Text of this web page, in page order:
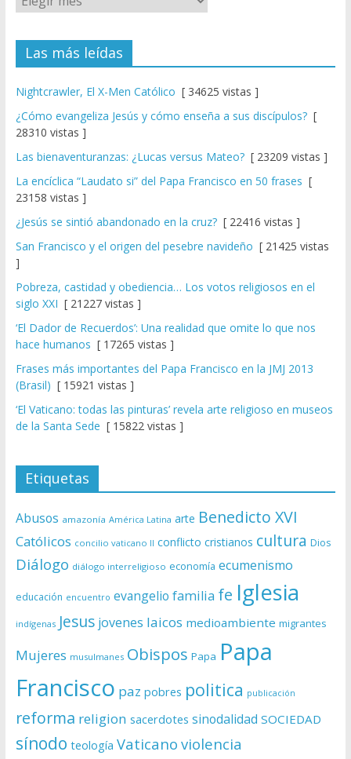
Las más leídas
Nightcrawler, El X-Men Católico [ 34625 vistas ]
¿Cómo evangeliza Jesús y cómo enseña a sus discípulos?[
28310 vistas ]
Las bienaventuranzas: ¿Lucas versus Mateo?[ 23209 vistas ]
La encíclica “Laudato si” del Papa Francisco en 50 frases [
23158 vistas ]
¿Jesús se sintió abandonado en la cruz?[ 22416 vistas ]
San Francisco y el origen del pesebre navideño [ 21425 vistas
]
Pobreza, castidad y obediencia… Los votos religiosos en el
siglo XXI [ 21227 vistas ]
‘El Dador de Recuerdos’: Una realidad que omite lo que nos
hace humanos [ 17265 vistas ]
Frases más importantes del Papa Francisco en la JMJ 2013
(Brasil) [ 15921 vistas ]
‘El Vaticano: todas las pinturas’ revela arte religioso en museos
de la Santa Sede [ 15822 vistas ]
Etiquetas
Abusos amazonía América Latina arte Benedicto XVI
Católicos concilio vaticano II conflicto cristianos cultura Dios
Diálogo diálogo interreligioso economía ecumenismo
educación encuentro evangelio familia fe Iglesia
indígenas Jesus jovenes laicos medioambiente migrantes
Mujeres musulmanes Obispos Papa Papa
Francisco paz pobres politica publicación
reforma religion sacerdotes sinodalidad SOCIEDAD
sínodo teología Vaticano violencia